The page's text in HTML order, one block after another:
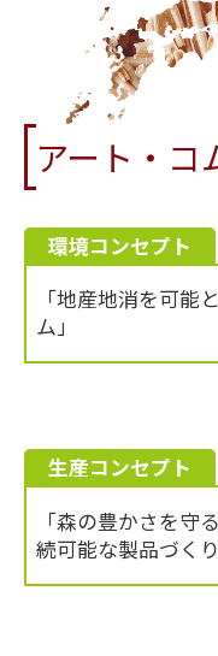
アート・コ
環境コンセプト
「地産地消を可能
ム」
生産コンセプト
「森の豊かさを守
続可能な製品づくり